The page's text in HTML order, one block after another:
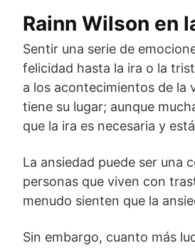
Rainn Wilson en
Sentir una serie de
felicidad hasta la ira o la
a los acontecimientos de la
tiene su lugar; aunque
que la ira es necesaria y
La ansiedad puede ser una
personas que viven con
menudo sienten que la
Sin embargo, cuanto más